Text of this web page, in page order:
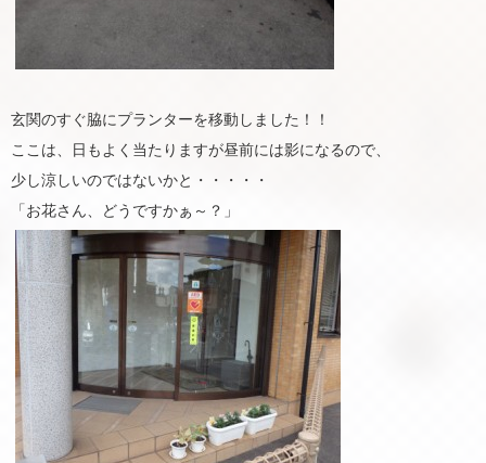
玄関のすぐ脇にプランターを移動しました！！
ここは、日もよく当たりますが昼前には影になるので、
少し涼しいのではないかと・・・・・
「お花さん、どうですかぁ～？」